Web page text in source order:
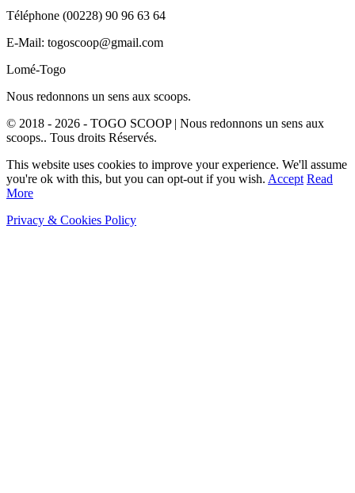
Téléphone (00228) 90 96 63 64
E-Mail: togoscoop@gmail.com
Lomé-Togo
Nous redonnons un sens aux scoops.
© 2018 - 2026 - TOGO SCOOP | Nous redonnons un sens aux
scoops.. Tous droits Réservés.
This website uses cookies to improve your experience. We'll assume
you're ok with this, but you can opt-out if you wish. Accept Read
More
Privacy & Cookies Policy